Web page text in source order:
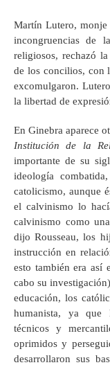
Martín Lutero,
incongruencias de
religiosos, rechazó
de los concilios, con
excomulgaron.
la libertad de
En Ginebra aparece
Institución de la
importante de su
ideología
catolicismo, aunque
el calvinismo lo
calvinismo como
dijo Rousseau, los
instrucción en
esto también era así
cabo su
educación, los
humanista, ya que
técnicos y
oprimidos y
desarrollaron sus